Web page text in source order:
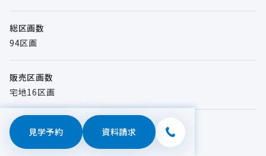
総区画数
94区画
販売区画数
宅地16区画
敷地面積
214.32㎡（64.83坪）～ 272.75㎡（82.50坪）
資料請求
見学予約